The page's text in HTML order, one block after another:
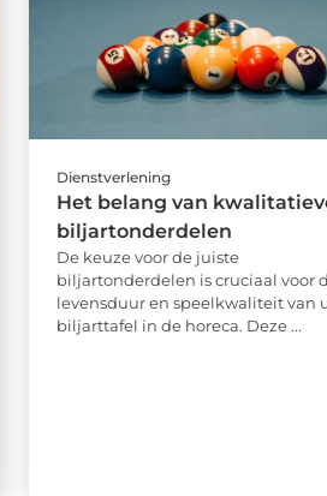
Dienstverlening
Het belang van
biljartonderdelen
De keuze voor de juiste
biljartonderdelen is cruciaal voor
levensduur en speelkwaliteit van
biljarttafel in de horeca. Deze ...